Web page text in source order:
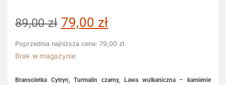
89,00zł 79,00 zł
Poprzednia najniższa cena: 79,00 zł.
Brak w magazynie
Bransoletka Cytryn, Turmalin czarny, Lawa wulkaniczna – kamienie